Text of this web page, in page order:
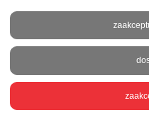
Sklep
pokaż